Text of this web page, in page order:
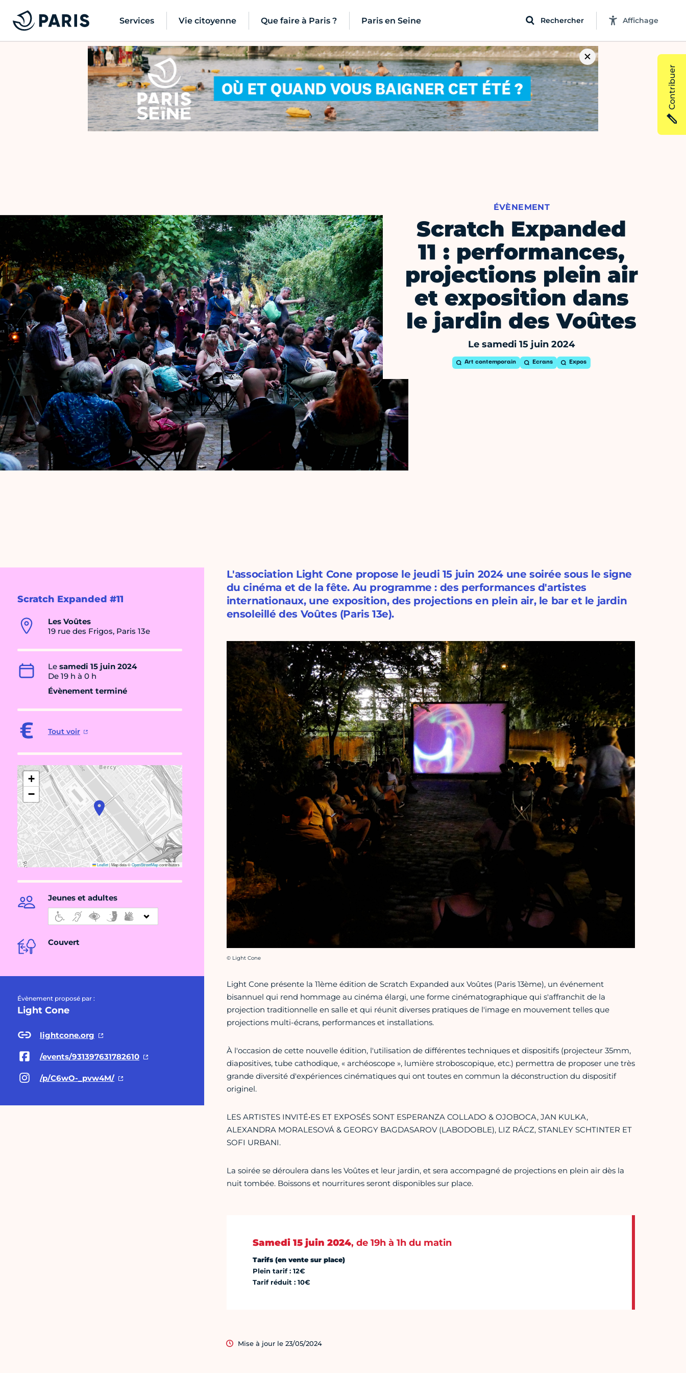
Services Vie citoyenne Que faire à Paris ? Paris en Seine Rechercher Affichage
ÉVÈNEMENT
Scratch Expanded
11 : performances,
projections plein air
et exposition dans
le jardin des Voûtes
Le samedi 15 juin 2024
Art contemporain Ecrans Expos
Scratch Expanded #11
Les Voûtes
19 rue des Frigos, Paris 13e
Le samedi 15 juin 2024
De 19 h à 0 h
Évènement terminé
Tout voir
+
−
Leaflet|Map data ©OpenStreetMapcontributors
Jeunes et adultes
Couvert
Évènement proposé par :
Light Cone
lightcone.org
/events/931397631782610
/p/C6wO-_pvw4M/
L'association Light Cone propose le jeudi 15 juin 2024 une soirée sous le signe
du cinéma et de la fête. Au programme : des performances d'artistes
internationaux, une exposition, des projections en plein air, le bar et le jardin
ensoleillé des Voûtes (Paris 13e).
Crédit photo :
© Light Cone
Light Cone présente la 11ème édition de Scratch Expanded aux Voûtes (Paris 13ème), un événement
bisannuel qui rend hommage au cinéma élargi, une forme cinématographique qui s'affranchit de la
projection traditionnelle en salle et qui réunit diverses pratiques de l'image en mouvement telles que
projections multi-écrans, performances et installations.
À l'occasion de cette nouvelle édition, l'utilisation de différentes techniques et dispositifs (projecteur 35mm,
diapositives, tube cathodique, « archéoscope », lumière stroboscopique, etc.) permettra de proposer une très
grande diversité d'expériences cinématiques qui ont toutes en commun la déconstruction du dispositif
originel.
LES ARTISTES INVITÉ•ES ET EXPOSÉS SONT ESPERANZA COLLADO & OJOBOCA, JAN KULKA,
ALEXANDRA MORALESOVÁ & GEORGY BAGDASAROV (LABODOBLE), LIZ RÁCZ, STANLEY SCHTINTER ET
SOFI URBANI.
La soirée se déroulera dans les Voûtes et leur jardin, et sera accompagné de projections en plein air dès la
nuit tombée. Boissons et nourritures seront disponibles sur place.
Samedi 15 juin 2024, de 19h à 1h du matin
Tarifs (en vente sur place)
Plein tarif : 12€
Tarif réduit : 10€
Mise à jour le 23/05/2024
Contribuer